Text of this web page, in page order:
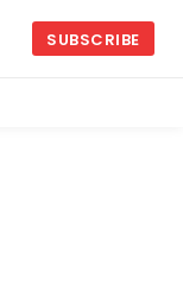
SUBSCRIBE